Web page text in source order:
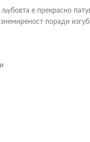
љубовта е прекрасно
поради